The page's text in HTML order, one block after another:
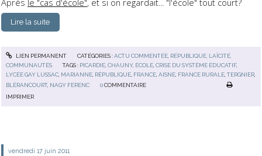
Lire la suite
LIEN PERMANENT CATÉGORIES :ACTU COMMENTÉE, RÉPUBLIQUE, LAÏCITÉ,
COMMUNAUTÉS
TAGS : PICARDIE ,CHAUNY, ÉCOLE ,CRISE DU SYSTÈME ÉDUCATIF,
LYCÉE GAY LUSSAC MARIANNE RÉPUBLIQUE FRANCE ,AISNE FRANCE RURALE ,TERGNIER
BLÉRANCOURT, NAGY FERENC 0 COMMENTAIRE
IMPRIMER
vendredi 17 juin 2011